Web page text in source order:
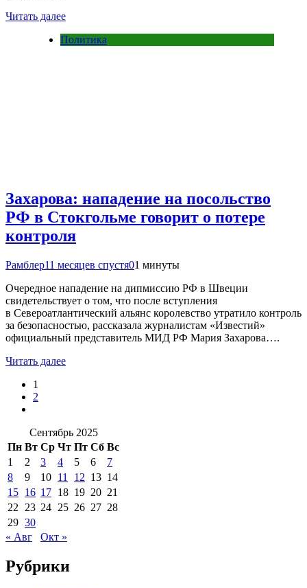
Читать далее
Политика
Захарова: нападение на посольство
РФ в Стокгольме говорит о потере
контроля
Рамблер11 месяцев спустя01 минуты
Очередное нападение на дипмиссию РФ в Швеции
свидетельствует о том, что после вступления
в Североатлантический альянс королевство утратило контроль
за безопасностью, рассказала журналистам «Известий»
официальный представитель МИД РФ Мария Захарова….
Читать далее
1
2
Сентябрь 2025
Пн Вт Ср Чт Пт Сб Вс
1
2 3 4 5 6
7
8
9 10 11 12 13 14
15 16 17 18 19 20 21
22
23 24 25 26 27 28
29 30
« Авг
Окт »
Рубрики